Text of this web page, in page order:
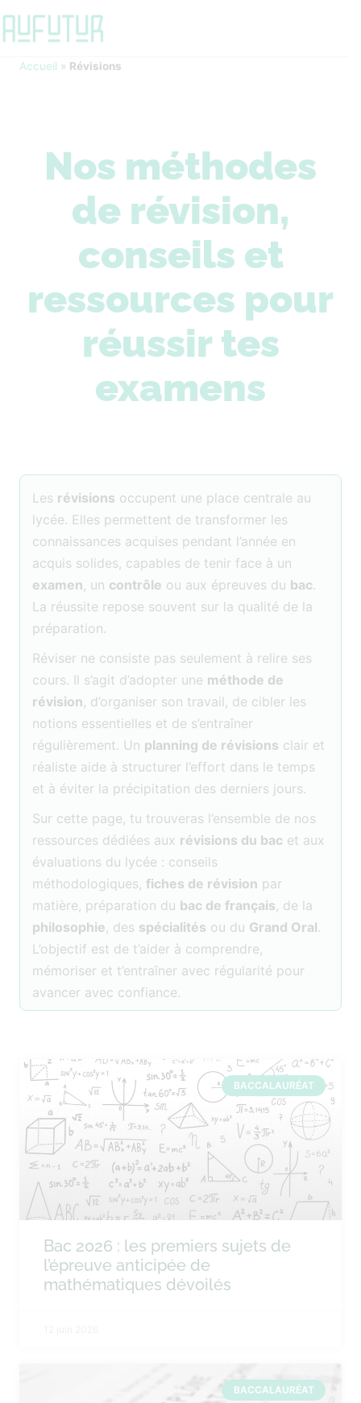
Accueil » Révisions
Nos méthodes
de révision,
conseils et
ressources pour
réussir tes
examens
Les révisions occupent une place centrale au
lycée. Elles permettent de transformer les
connaissances acquises pendant l’année en
acquis solides, capables de tenir face à un
examen, un contrôle ou aux épreuves du bac.
La réussite repose souvent sur la qualité de la
préparation.
Réviser ne consiste pas seulement à relire ses
cours. Il s’agit d’adopter une méthode de
révision, d’organiser son travail, de cibler les
notions essentielles et de s’entraîner
régulièrement. Un planning de révisions clair et
réaliste aide à structurer l’effort dans le temps
et à éviter la précipitation des derniers jours.
Sur cette page, tu trouveras l’ensemble de nos
ressources dédiées aux révisions du bac et aux
évaluations du lycée : conseils
méthodologiques, fiches de révision par
matière, préparation du bac de français, de la
philosophie, des spécialités ou du Grand Oral.
L’objectif est de t’aider à comprendre,
mémoriser et t’entraîner avec régularité pour
avancer avec confiance.
BACCALAURÉAT
Bac 2026 : les premiers sujets de
l’épreuve anticipée de
mathématiques dévoilés
BACCALAURÉAT